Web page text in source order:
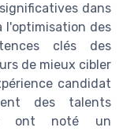
dans
l'optimisation des
clés des
de mieux cibler
candidat
des talents
ont noté un